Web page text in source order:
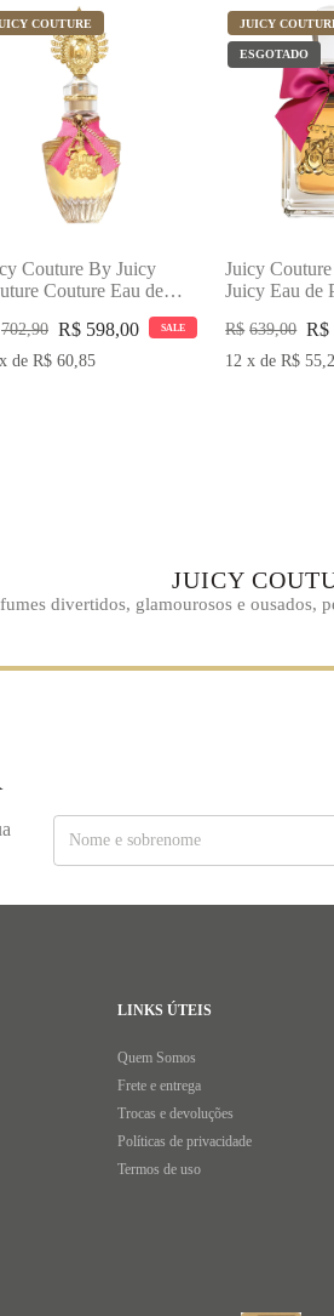
COUTURE
Couture By Juicy
Couture Eau de
100ml Perfume
R$ 598,00 SALE
702,90
x de R$ 60,85
ESGOTADO
JUICY
Juicy
Juicy Eau de
100ml
R$
R$ 639,00
12 xdeR$
JUICY
divertidos, glamourosos e ousados,
LINKS ÚTEIS
Quem Somos
Frete e entrega
Trocas e devoluções
Políticas de privacidade
Termos de uso